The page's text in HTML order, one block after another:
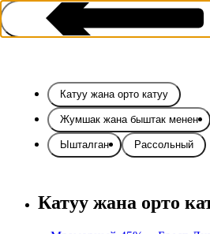
Катуу жана орто катуу
Жумшак жана быштак менен
Ышталган Рассольный
Катуу жана орто